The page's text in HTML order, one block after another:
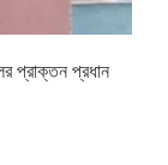
প্রাক্তন প্রধান